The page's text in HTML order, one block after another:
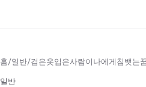
홈/일반/검은옷입은사람이나에게침뱃는
일반